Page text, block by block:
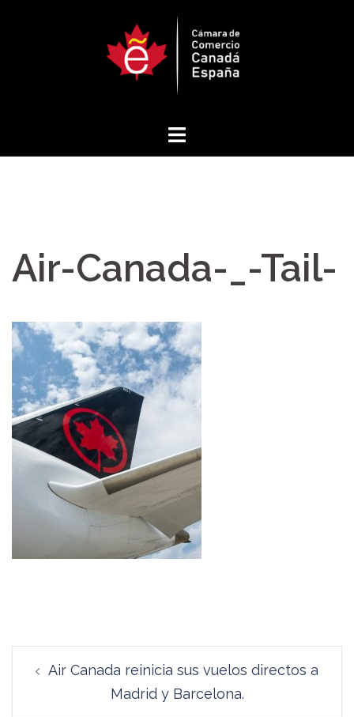
Air-Canada-_-Tail-
de
Air Canada reinicia sus vuelos directos a
Madrid y Barcelona.